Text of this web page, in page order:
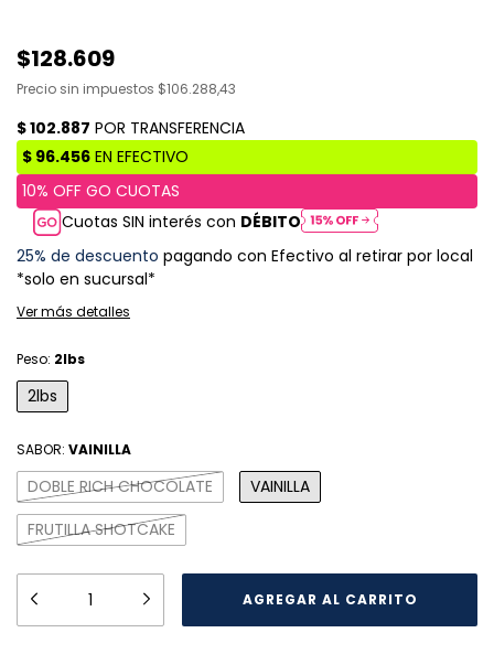
$128.609
Precio sin impuestos $106.288,43
Cuotas SIN interés con DÉBITO
25% de descuento pagando con Efectivo al retirar por local
*solo en sucursal*
Ver más detalles
Peso: 2lbs
2lbs
SABOR: VAINILLA
DOBLE RICH CHOCOLATE
VAINILLA
FRUTILLA SHOTCAKE